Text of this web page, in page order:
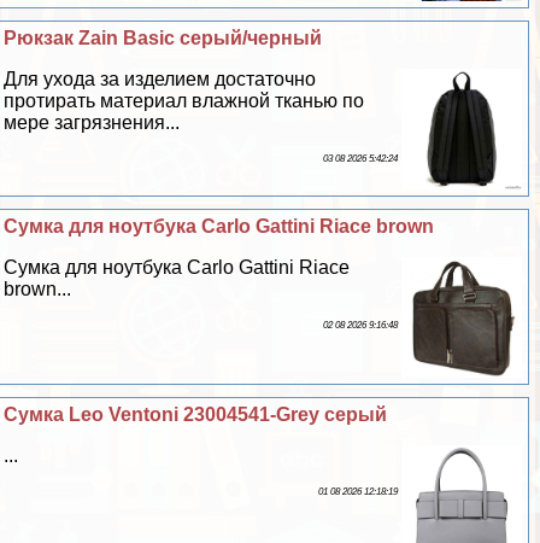
Рюкзак Zain Basic серый/черный
Для ухода за изделием достаточно
протирать материал влажной тканью по
мере загрязнения...
03 08 2026 5:42:24
Сумка для ноутбука Carlo Gattini Riace brown
Сумка для ноутбука Carlo Gattini Riace
brown...
02 08 2026 9:16:48
Сумка Leo Ventoni 23004541-Grey серый
...
01 08 2026 12:18:19